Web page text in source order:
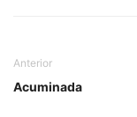
Anterior
Acuminada